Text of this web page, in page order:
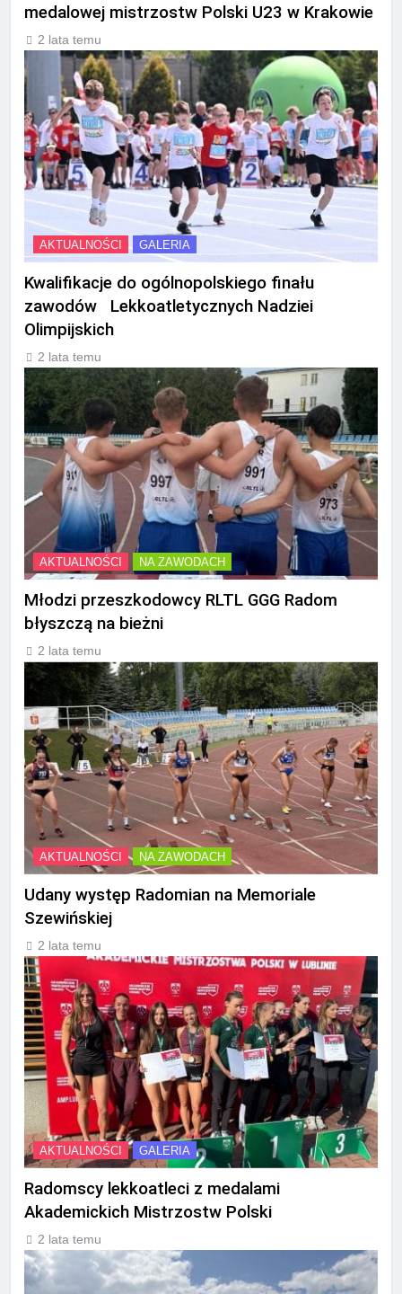
medalowej mistrzostw Polski U23 w Krakowie
2 lata temu
AKTUALNOŚCI GALERIA
Kwalifikacje do ogólnopolskiego finału
zawodów Lekkoatletycznych Nadziei
Olimpijskich
2 lata temu
AKTUALNOŚCI NA ZAWODACH
Młodzi przeszkodowcy RLTL GGG Radom
błyszczą na bieżni
2 lata temu
AKTUALNOŚCI NA ZAWODACH
Udany występ Radomian na Memoriale
Szewińskiej
2 lata temu
AKTUALNOŚCI GALERIA
Radomscy lekkoatleci z medalami
Akademickich Mistrzostw Polski
2 lata temu